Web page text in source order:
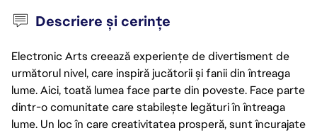
Descriere și cerințe
Electronic Arts creează experiențe de divertisment de
următorul nivel, care inspiră jucătorii și fanii din întreaga
lume. Aici, toată lumea face parte din poveste. Face parte
dintr-o comunitate care stabilește legături în întreaga
lume. Un loc în care creativitatea prosperă, sunt încurajate